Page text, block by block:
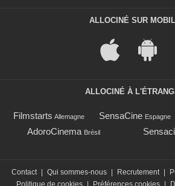
ALLOCINÉ SUR
ALLOCINÉ À
Filmstarts Allemagne SensaCine Espagne
AdoroCinema Brésil
Contact Qui sommes-nous Recrutement
Politique de cookies
Préférences cookies